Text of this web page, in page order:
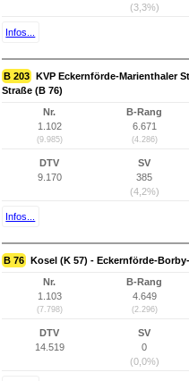
(3,3%)
Infos...
B 203 KVP Eckernförde-Marienthaler
Straße (B 76)
Nr.
1.102
(9.985)
B-Rang
6.671
(4.286)
DTV
9.170
SV
385
(4,2%)
Infos...
B 76 Kosel (K 57) - Eckernförde-
Nr.
1.103
(7.798)
B-Rang
4.649
(2.296)
DTV
14.519
SV
0
(0,0%)